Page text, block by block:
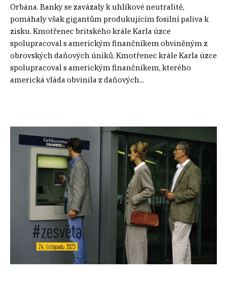
Orbána. Banky se zavázaly k uhlíkové neutralitě,
pomáhaly však gigantům produkujícím fosilní paliva k
zisku. Kmotřenec britského krále Karla úzce
spolupracoval s americkým finančníkem obviněným z
obrovských daňových úniků. Kmotřenec krále Karla úzce
spolupracoval s americkým finančníkem, kterého
americká vláda obvinila z daňových...